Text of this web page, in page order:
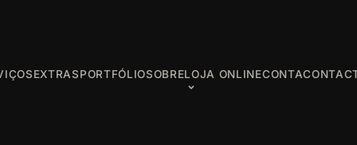
EXTRASPORTFÓLIOSOBRELOJA ONLINECONTA